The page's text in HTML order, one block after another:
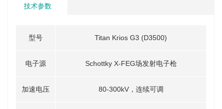
技术参数
型号 Titan Krios G3 (D3500)
电子源 Schottky X-FEG场发射电子枪
加速电压 80-300kV，连续可调